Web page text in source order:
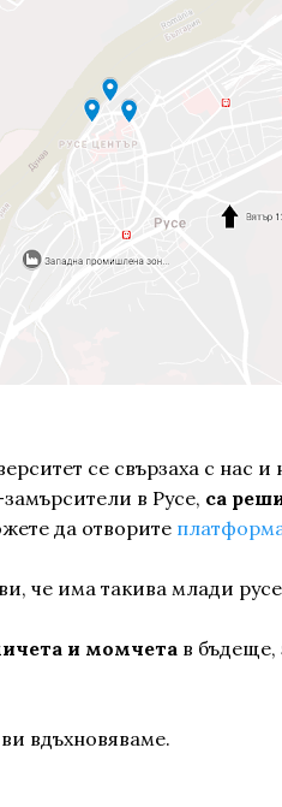
се свързаха с нас
в Русе, са
да отворите
че има такива млади
и момчета в бъдеще,
вдъхновяваме.